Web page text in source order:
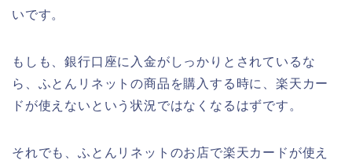
いです。
もしも、銀行口座に入金がしっかりとされているな
ら、ふとんリネットの商品を購入する時に、楽天カー
ドが使えないという状況ではなくなるはずです。
それでも、ふとんリネットのお店で楽天カードが使え